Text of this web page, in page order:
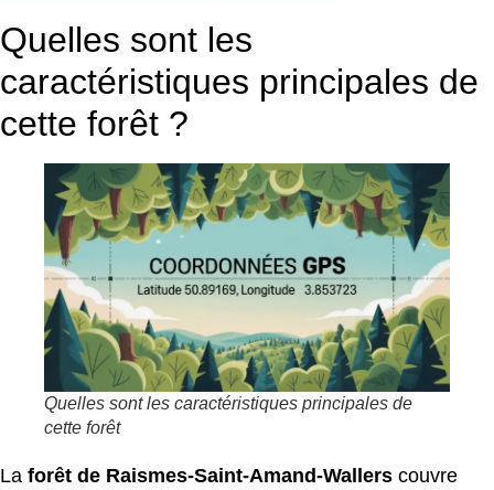
Quelles sont les
caractéristiques principales de
cette forêt ?
Quelles sont les caractéristiques principales de
cette forêt
La forêt de Raismes-Saint-Amand-Wallers couvre